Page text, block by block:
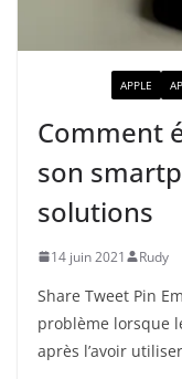
APPLE
Comment
son
solutions
14 juin 2021 Rudy
Share Tweet Pin
problème lorsque
après l’avoir